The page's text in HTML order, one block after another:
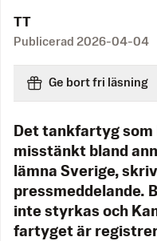
TT
Publicerad 2026-04-04
Ge bort fri läsning
Det tankfartyg som
misstänkt bland
lämna Sverige,
pressmeddelande.
inte styrkas och
fartyget är